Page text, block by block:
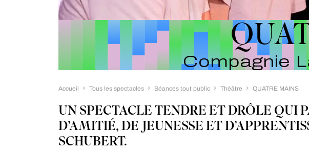
Compagnie
Accueil Tous les spectacles Séances tout public Théâtre QUATRE MAINS
UN SPECTACLE TENDRE ET DRÔLE QUI
D’AMITIÉ, DE JEUNESSE ET
SCHUBERT.